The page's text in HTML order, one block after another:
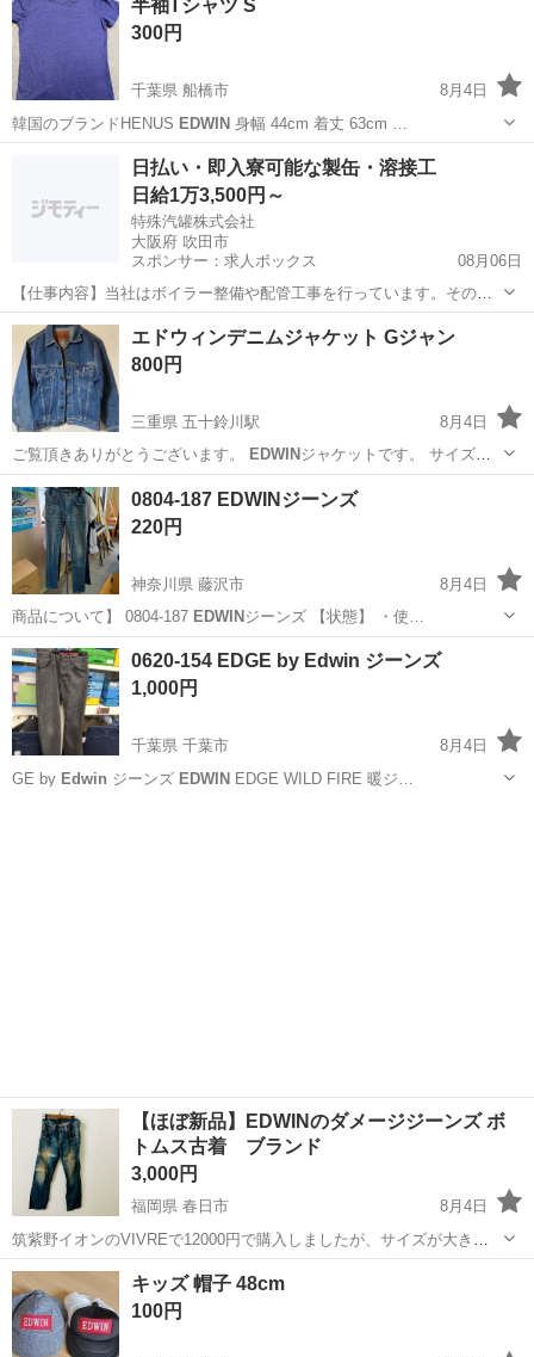
半袖Tシャツ S
300円
千葉県 船橋市
8月4日
韓国のブランドHENUS EDWIN 身幅 44cm 着丈 63cm …
船橋市 Tシャツ
日払い・即入寮可能な製缶・溶接工
日給1万3,500円～
特殊汽罐株式会社
大阪府 吹田市
スポンサー：求人ボックス
08月06日
【仕事内容】当社はボイラー整備や配管工事を行っています。その中
で必要な配管やボイラーの製缶作業(溶接・切断・架台等の製作)業務に
当社工場内であたっていただきます。 工場は大阪府吹田市芳野町。御
堂筋線の江坂駅からの徒歩圏内にあります...
アルバイト・パート
エドウィンデニムジャケット Gジャン
800円
三重県 五十鈴川駅
8月4日
ご覧頂きありがとうございます。
EDWIN ジャケットです。 サイズ、
S。 素…
三重 伊勢市
0804-187 EDWINジーンズ
220円
神奈川県 藤沢市
8月4日
商品について】 0804-187 EDWIN ジーンズ 【状態】 ・使…
神奈川 藤沢市 ジーンズ/デニム EDWIN
0620-154 EDGE by Edwin ジーンズ
1,000円
千葉県 千葉市
8月4日
GE by Edwin ジーンズ EDWIN EDGE WILD FIRE 暖ジ…
【ほぼ新品】EDWINのダメージジーンズ ボ
トムス古着 ブランド
3,000円
福岡県 春日市
8月4日
筑紫野イオンのVIVREで12000円で購入しましたが、サイズが大きめ
で合わず、2回しか着用しておらず眠っていたので出品です。 サイズ
は30インチになります。 家まで取りに来てくれる方限定でお願いしま
す。 他にもいくつか出...
福岡 春日市 服/ファッション
キッズ 帽子 48cm
100円